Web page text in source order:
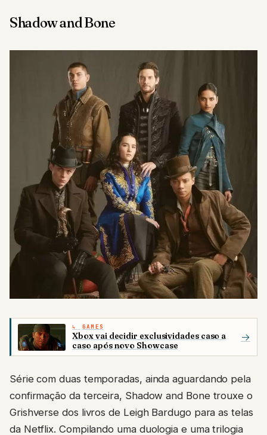
Shadow and Bone
GAMES
Xbox vai decidir exclusividades caso a
caso após novo Showcase
→
Série com duas temporadas, ainda aguardando pela
confirmação da terceira, Shadow and Bone trouxe o
Grishverse dos livros de Leigh Bardugo para as telas
da Netflix. Compilando uma duologia e uma trilogia